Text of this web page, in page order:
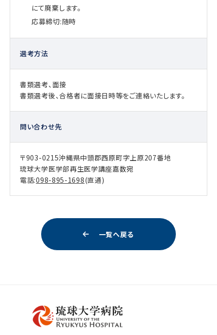
にて廃棄します。
応募締切:随時
選考方法
書類選考、面接
書類選考後、合格者に面接日時等をご連絡いたします。
問い合わせ先
〒903-0215沖縄県中頭郡西原町字上原207番地
琉球大学医学部再生医学講座嘉数宛
電話:098-895-1698(直通)
一覧へ戻る